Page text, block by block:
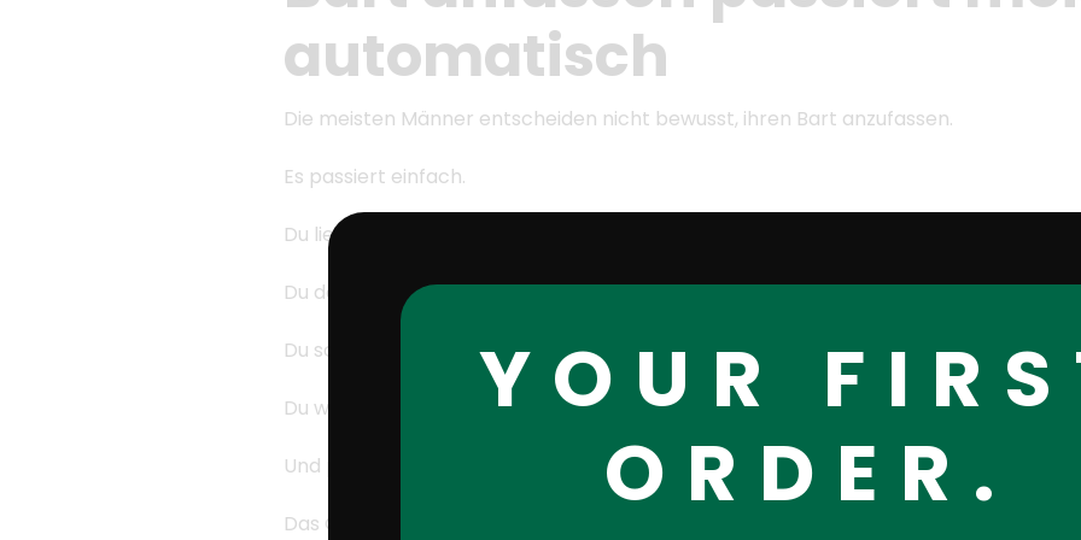
automatisch
Die meisten Männer entscheiden nicht bewusst, ihren Bart anzufassen.
Es passiert einfach.
Du liest etwas.
Du denkst nach.
Du scrollst.
Du wartest, bis jemand endlich fertig geredet hat.
Und plötzlich ist deine Hand im Bart, als würde sie dort Miete zahlen.
Das Gesicht zu berühren ist eine häufige automatische Gewohnheit. Meistens
YOUR
ORDER.